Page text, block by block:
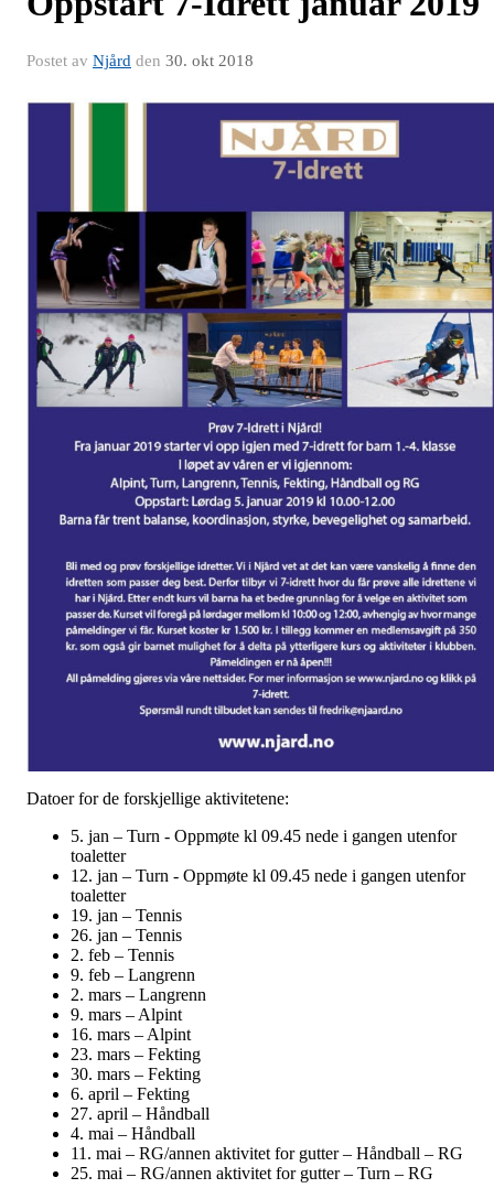
Postet av Njård den 30. okt 2018
Datoer for de forskjellige aktivitetene:
5. jan – Turn - Oppmøte kl 09.45 nede i gangen utenfor
toaletter
12. jan – Turn - Oppmøte kl 09.45 nede i gangen utenfor
toaletter
19. jan – Tennis
26. jan – Tennis
2. feb – Tennis
9. feb – Langrenn
2. mars – Langrenn
9. mars – Alpint
16. mars – Alpint
23. mars – Fekting
30. mars – Fekting
6. april – Fekting
27. april – Håndball
4. mai – Håndball
11. mai – RG/annen aktivitet for gutter – Håndball – RG
25. mai – RG/annen aktivitet for gutter – Turn – RG